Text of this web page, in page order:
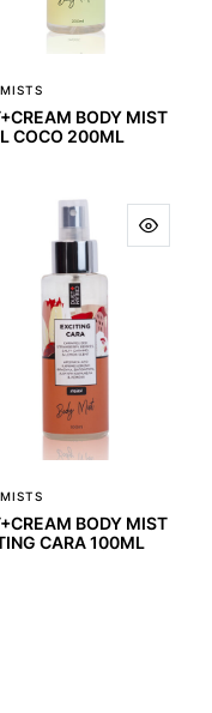
BODY MIST
COCO 200ML
BODY MIST
CARA 100ML